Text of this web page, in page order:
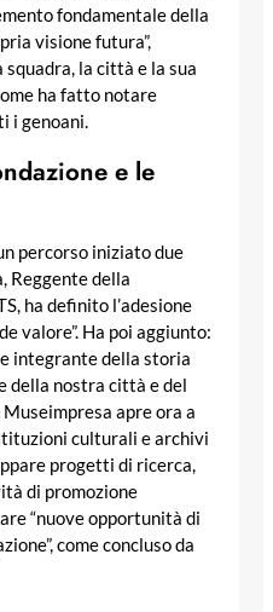
fondamentale della
visione futura”,
la città e la sua
ha fatto notare
i genoani.
e le
percorso iniziato due
Reggente della
ha definito l’adesione
valore”. Ha poi aggiunto:
integrante della storia
della nostra città e del
Museimpresa apre ora a
culturali e archivi
progetti di ricerca,
di promozione
“nuove opportunità di
come concluso da